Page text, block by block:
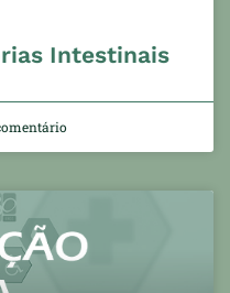
Intestinais